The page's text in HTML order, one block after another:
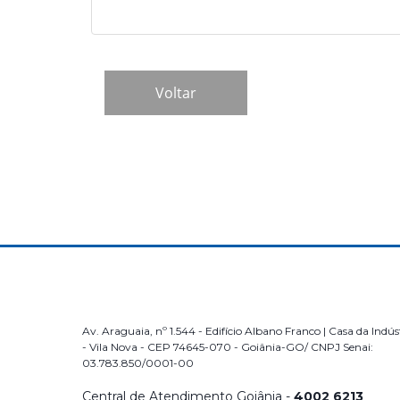
Av. Araguaia, nº 1.544 - Edifício Albano Franco | Casa da
- Vila Nova - CEP 74645-070 - Goiânia-GO/ CNPJ Senai:
03.783.850/0001-00
Central de Atendimento Goiânia - 4002 6213